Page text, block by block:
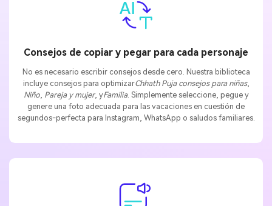
Consejos de copiar y pegar para cada personaje
No es necesario escribir consejos desde cero. Nuestra biblioteca
incluye consejos para optimizarChhath Puja consejos para niñas,
Niño, Pareja y mujer, yFamilia. Simplemente seleccione, pegue y
genere una foto adecuada para las vacaciones en cuestión de
segundos-perfecta para Instagram, WhatsApp o saludos familiares.